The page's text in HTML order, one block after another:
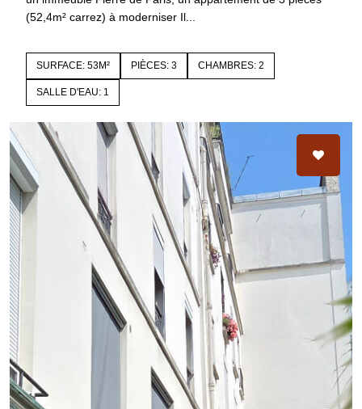
(52,4m² carrez) à moderniser Il...
SURFACE: 53M² PIÈCES: 3 CHAMBRES: 2
SALLE D'EAU: 1